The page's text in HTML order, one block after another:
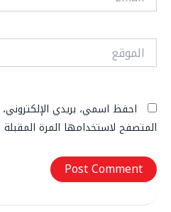
الموقع
احفظ اسمي، بريدي
المتصفح لاستخدامها المرة